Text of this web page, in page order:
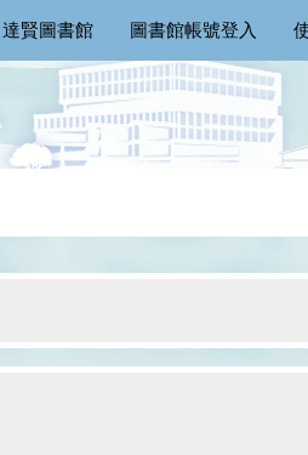
達賢圖書館 圖書館帳號登入